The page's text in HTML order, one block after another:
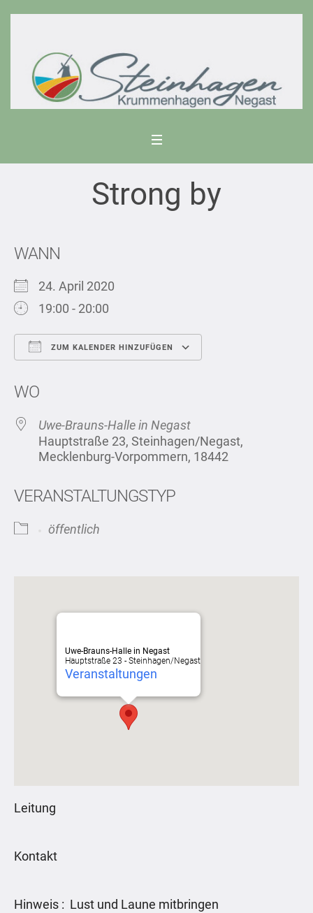
Strong by
WANN
24. April 2020
19:00 - 20:00
ZUM KALENDER HINZUFÜGEN
WO
Uwe-Brauns-Halle in Negast
Hauptstraße 23, Steinhagen/Negast,
Mecklenburg-Vorpommern, 18442
VERANSTALTUNGSTYP
öffentlich
Uwe-Brauns-Halle in Negast
Hauptstraße 23 - Steinhagen/Negast
Veranstaltungen
Leitung
Kontakt
Hinweis : Lust und Laune mitbringen